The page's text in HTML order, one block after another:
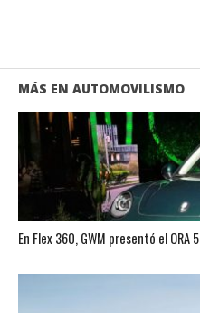
MÁS EN AUTOMOVILISMO
En Flex 360, GWM presentó el ORA 5